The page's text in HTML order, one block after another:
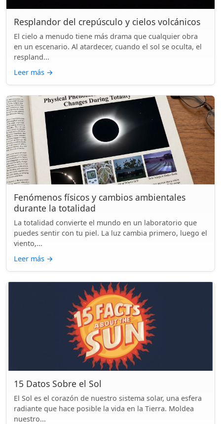
Resplandor del crepúsculo y cielos volcánicos
El cielo a menudo tiene más drama que cualquier obra
en un escenario. Al atardecer, cuando el sol se oculta, el
respland...
Leer más →
Fenómenos físicos y cambios ambientales
durante la totalidad
La totalidad convierte el mundo en un laboratorio que
puedes sentir con tu piel. La luz cambia primero, luego el
viento,...
Leer más →
15 Datos Sobre el Sol
El Sol es el corazón de nuestro sistema solar, una esfera
radiante que hace posible la vida en la Tierra. Moldea
nuestro...